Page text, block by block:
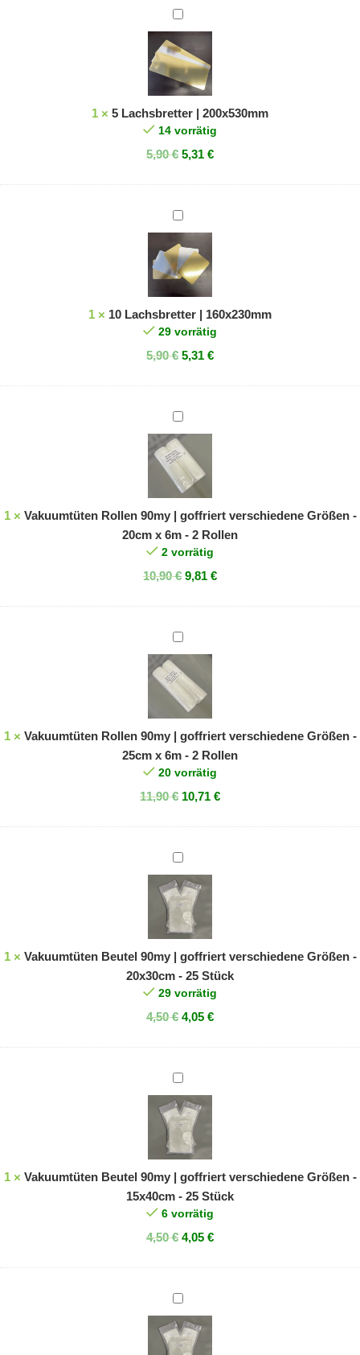
5
Lachsbretter
|
200x530mm
1 × 5 Lachsbretter | 200x530mm
14 vorrätig
5,90€ 5,31 €
10
Lachsbretter
|
160x230mm
1 × 10 Lachsbretter | 160x230mm
29 vorrätig
5,90€ 5,31 €
Vakuumtüten
Rollen
90my
goffriert
verschiedene
Größen
-
20cm
6m
Rollen
1× Vakuumtüten Rollen 90my | goffriert verschiedene Größen -
20cm x 6m - 2 Rollen
2 vorrätig
10,90€ 9,81 €
Vakuumtüten
Rollen
90my
|
goffriert
verschiedene
Größen
-
25cm
6m
Rollen
1× Vakuumtüten Rollen 90my | goffriert verschiedene Größen -
25cm x 6m - 2 Rollen
20 vorrätig
11,90€ 10,71 €
Vakuumtüten
Beutel
90my
goffriert
verschiedene
Größen
-
20x30cm
25
1× Vakuumtüten Beutel 90my | goffriert verschiedene Größen -
20x30cm - 25 Stück
29 vorrätig
4,50€ 4,05 €
Vakuumtüten
Beutel
90my
goffriert
verschiedene
Größen
-
15x40cm
25
1× Vakuumtüten Beutel 90my | goffriert verschiedene Größen -
15x40cm - 25 Stück
6 vorrätig
4,50€ 4,05 €
Vakuumtüten
Beutel
90my